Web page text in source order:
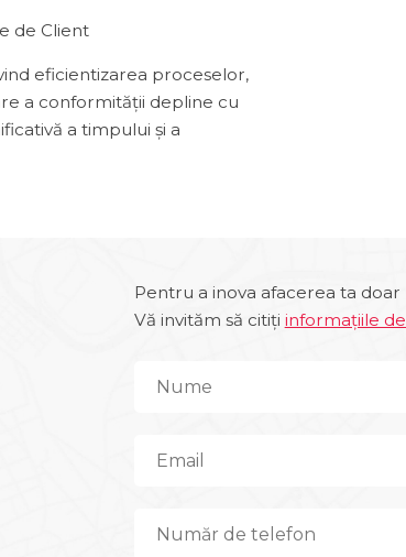
de Client
eficientizarea proceselor,
a conformității depline cu
a timpului și a
Pentru a inova afacerea ta
Vă invităm să citiți informațiile